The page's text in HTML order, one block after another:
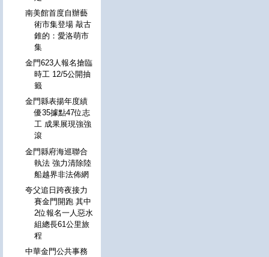
南美館首度自辦藝
術市集登場 敲古
錐的：愛洛萌市
集
金門623人報名搶臨
時工 12/5公開抽
籤
金門縣表揚年度績
優35據點47位志
工 成果展現強強
滾
金門縣府海巡聯合
執法 強力清除陸
船越界非法佈網
夸父追日跨夜接力
賽金門開跑 其中
2位報名一人惡水
組總長61公里旅
程
中華金門公共事務